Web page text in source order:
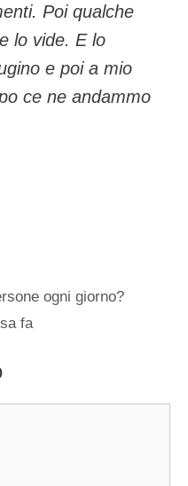
Poi qualche
lo vide. E lo
e poi a mio
ce ne andammo
ogni giorno?
fa